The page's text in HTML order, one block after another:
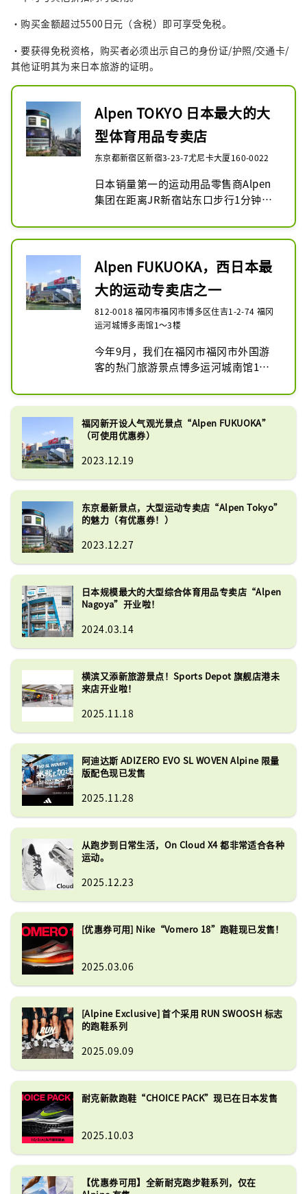
・购买金额超过5500日元（含税）即可享受免税。
・要获得免税资格，购买者必须出示自己的身份证/护照/交通卡/
其他证明其为来日本旅游的证明。
Alpen TOKYO 日本最大的大
型体育用品专卖店
东京都新宿区新宿3-23-7尤尼卡大厦160-0022
日本销量第一的运动用品零售商Alpen
集团在距离JR新宿站东口步行1分钟的
2层、地上8层的巨大楼层内，设有综合
大型户外用品专卖店“Alpen
Outdoors旗舰店”、以及“Alpen
Outdoors旗舰店”等3家店铺。高尔夫
专卖店“Golf 5 Flagship Store”。我
们拥有日本最大的适合商务类型的销售
我们经营多种产品，包括流行的日本品
牌、Nike、Adidas、New Balance、
Hokayoneyone、Honma、Majesty
等。
Alpen FUKUOKA，西日本最
大的运动专卖店之一
812-0018 福冈市福冈市博多区住吉1-2-74 福冈
运河城博多南馆1～3楼
今年9月，我们在福冈市福冈市外国游
客的热门旅游景点博多运河城南馆1至3
FUKUOKA。
楼和三楼部分是Sports Depot旗舰店，
是一般运动专卖店，三楼是大型户外专
卖店， Alpen Outdoors旗舰店。我们
有三种类型的商店。
我们提供各种运动类别的产品，包括超
过 280 个户外品牌和超过 88 个高尔夫
品牌。我们还提供各种流行的日本品
Snow Peaks、Soto、Majesty 和
Honma。
福冈新开设人气观光景点“Alpen FUKUOKA”
（可使用优惠券）
2023.12.19
东京最新景点，大型运动专卖店“Alpen Tokyo”
的魅力（有优惠券！）
2023.12.27
日本规模最大的大型综合体育用品专卖店“Alpen
Nagoya”开业啦！
2024.03.14
横滨又添新旅游景点！Sports Depot 旗舰店港未
来店开业啦！
2025.11.18
阿迪达斯 ADIZERO EVO SL WOVEN Alpine 限量
版配色现已发售
2025.11.28
从跑步到日常生活，On Cloud X4 都非常适合各种
运动。
2025.12.23
[优惠券可用] Nike“Vomero 18”跑鞋现已发售！
2025.03.06
[Alpine Exclusive] 首个采用 RUN SWOOSH 标志
的跑鞋系列
2025.09.09
耐克新款跑鞋“CHOICE PACK”现已在日本发售
2025.10.03
【优惠券可用】全新耐克跑步鞋系列，仅在